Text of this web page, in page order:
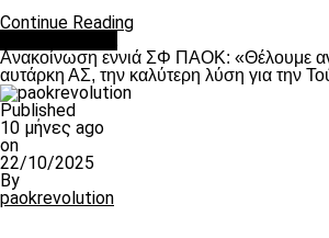
Continue Reading
Ανακοίνωση εννιά ΣΦ ΠΑΟΚ: «Θέλουμε
αυτάρκη ΑΣ, την καλύτερη λύση για την
Published
10 μήνες ago
on
22/10/2025
By
paokrevolution